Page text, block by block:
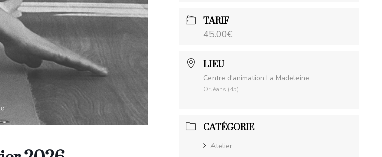
TARIF
45.00€
LIEU
Centre d'animation La Madeleine
Orléans (45)
CATÉGORIE
Atelier